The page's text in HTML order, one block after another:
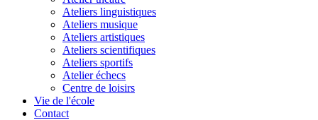
Ateliers linguistiques
Ateliers musique
Ateliers artistiques
Ateliers scientifiques
Ateliers sportifs
Atelier échecs
Centre de loisirs
Vie de l'école
Contact